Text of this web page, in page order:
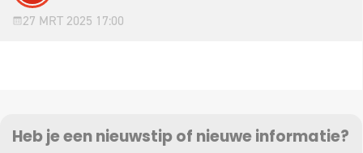
27 MRT 2025 17:00
Heb je een nieuwstip of nieuwe informatie?